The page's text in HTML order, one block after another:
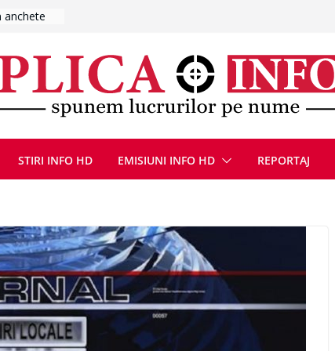
Poliției
ÎN
STIRI INFO HD EMISIUNI INFO HD REPORTAJ